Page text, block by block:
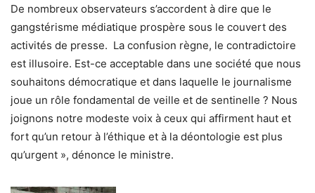
De nombreux observateurs s’accordent à dire que le
gangstérisme médiatique prospère sous le couvert des
activités de presse. La confusion règne, le contradictoire
est illusoire. Est-ce acceptable dans une société que nous
souhaitons démocratique et dans laquelle le journalisme
joue un rôle fondamental de veille et de sentinelle ? Nous
joignons notre modeste voix à ceux qui affirment haut et
fort qu’un retour à l’éthique et à la déontologie est plus
qu’urgent », dénonce le ministre.